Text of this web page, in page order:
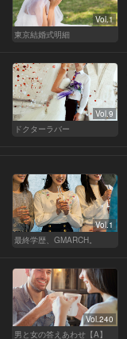
Vol.1
東京結婚式明細
Vol.9
ドクターラバー
Vol.1
最終学歴、GMARCH。
Vol.240
男と女の答えあわせ【A】